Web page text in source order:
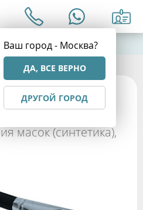
Ваш город - Москва?
ДА, ВСЕ ВЕРНО
ДРУГОЙ ГОРОД
шпатели, кисти, лопатки
масок (синтетика),
в избранное